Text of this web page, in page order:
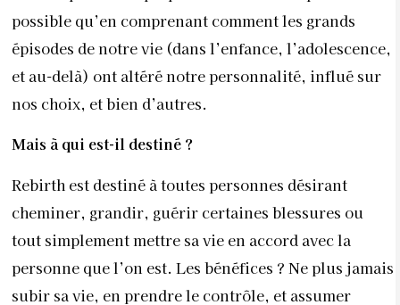
personne que l’on est. Les bénéfices ? Ne plus jamais
subir sa vie, en prendre le contrôle, et assumer
pleinement notre identité, aussi bien sur le plan
familial, qu’affectif, relationnel, professionnel. Mais
qui nous appartient. Ainsi, à la sortie de Rebirth, on
devient acteur et réalisateur de sa vie au lieu de
rester éternellement spectateur ou victime. On
apprend également à se comprendre et à mieux
comprendre les autres, ainsi qu’à développer une
communication non violente qui est la clef d’un